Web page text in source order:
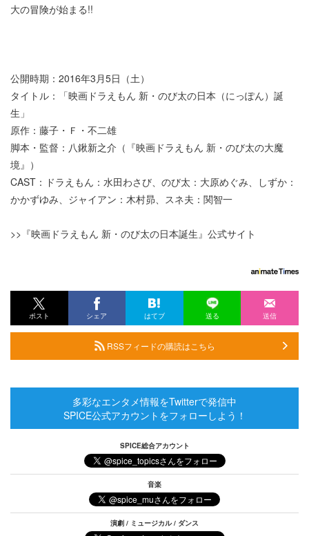
大の冒険が始まる!!
公開時期：2016年3月5日（土）
タイトル：「映画ドラえもん 新・のび太の日本（にっぽん）誕
生」
原作：藤子・Ｆ・不二雄
脚本・監督：八鍬新之介（『映画ドラえもん 新・のび太の大魔
境』）
CAST：ドラえもん：水田わさび、のび太：大原めぐみ、しずか：
かかずゆみ、ジャイアン：木村昴、スネ夫：関智一
>>『映画ドラえもん 新・のび太の日本誕生』公式サイト
ポスト シェア はてブ 送る 送信
RSSフィードの購読はこちら
多彩なエンタメ情報をTwitterで発信中
SPICE公式アカウントをフォローしよう！
SPICE総合アカウント
音楽
演劇 / ミュージカル / ダンス